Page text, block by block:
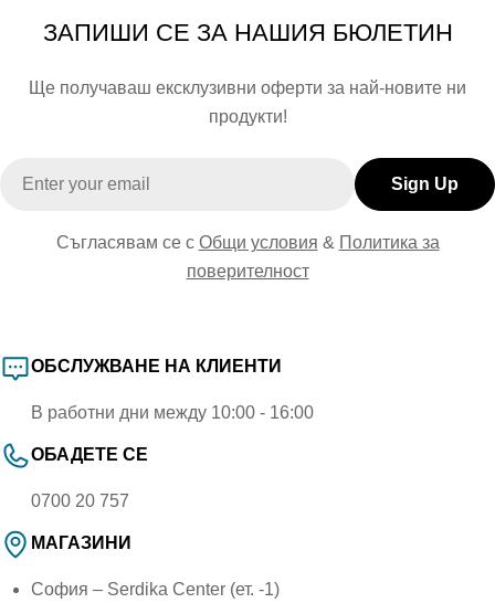
подкрепяте нашия Български бизнес, младите и
трудолюбивите създатели на съдържание в България.
Да направим пазаруването забавно и вдъхновяващо,
семействата и феновете създават заедно.
Sunday Habitне е просто магазин. Това е общност, в
която децата и тийнейджърите откриват себе си, а
ЗАПИШИ СЕ ЗА НАШИЯ БЮЛЕТИН
Ще получаваш ексклузивни оферти за най-новите ни
продукти!
Sign Up
Съгласявам се с Общи условия & Политика за
поверителност
ОБСЛУЖВАНЕ НА КЛИЕНТИ
В работни дни между 10:00 - 16:00
ОБАДЕТЕ СЕ
0700 20 757
МАГАЗИНИ
София – Serdika Center (ет. -1)